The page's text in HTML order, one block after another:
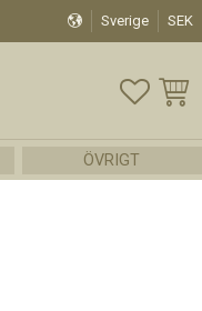
Sverige SEK
ÖVRIGT